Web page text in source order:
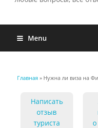
Menu
Главная » Нужна ли виза на
Написать
отзыв
туриста